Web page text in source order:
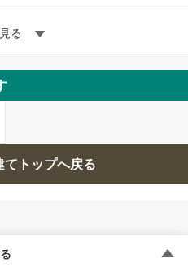
る
トップへ戻る